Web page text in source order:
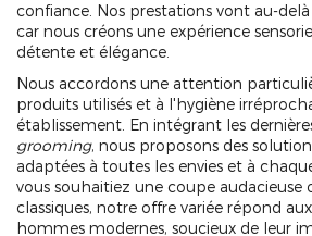
confiance. Nos prestations vont au-
car nous créons une expérience
détente et élégance.
Nous accordons une attention
produits utilisés et à l'hygiène
établissement. En intégrant les
grooming, nous proposons des
adaptées à toutes les envies et à
vous souhaitiez une coupe audacieuse
classiques, notre offre variée répond
hommes modernes, soucieux de leur